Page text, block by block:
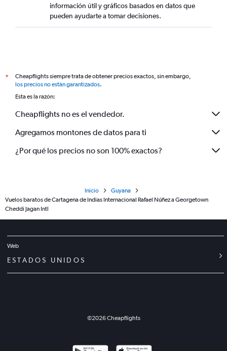
información útil y gráficos basados en datos que
pueden ayudarte a tomar decisiones.
*
Cheapflights siempre trata de obtener precios exactos, sin embargo,
los precios no están garantizados.
Esta es la razón:
Cheapflights no es el vendedor.
Agregamos montones de datos para ti
¿Por qué los precios no son 100% exactos?
Inicio
Guyana
Vuelos baratos de Cartagena de Indias Internacional Rafael Núñez a Georgetown
Cheddi Jagan Intl
Web
ESTADOS UNIDOS
©2026Cheapflights